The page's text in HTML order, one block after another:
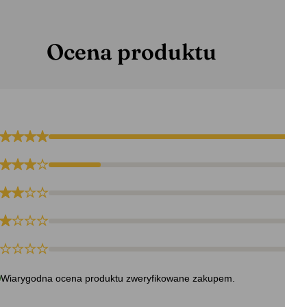
Ocena produktu
Wiarygodna ocena produktu zweryfikowane zakupem.